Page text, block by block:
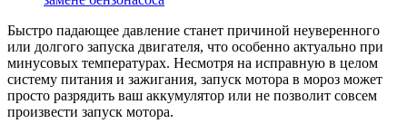
Быстро падающее давление станет причиной неуверенного
или долгого запуска двигателя, что особенно актуально при
минусовых температурах. Несмотря на исправную в целом
систему питания и зажигания, запуск мотора в мороз может
просто разрядить ваш аккумулятор или не позволит совсем
произвести запуск мотора.